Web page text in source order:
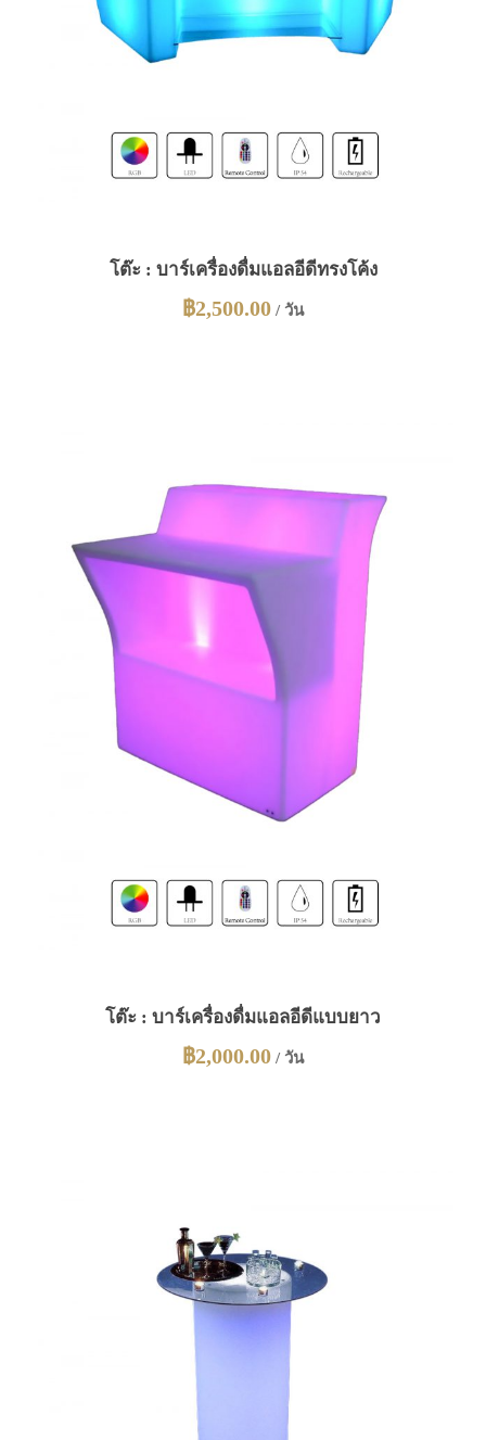
โต๊ะ : บาร์เครื่องดื่มแอลอีดีทรงโค้ง
฿2,500.00 / วัน
โต๊ะ : บาร์เครื่องดื่มแอลอีดีแบบยาว
฿2,000.00 / วัน